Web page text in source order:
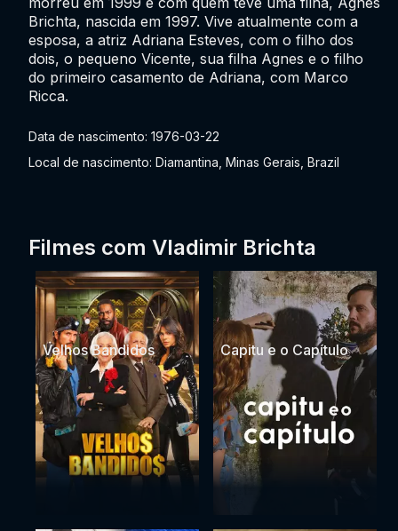
Data de nascimento: 1976-03-22
Local de nascimento: Diamantina, Minas Gerais, Brazil
Brichta, nascida em 1997. Vive atualmente com a
esposa, a atriz Adriana Esteves, com o filho dos
dois, o pequeno Vicente, sua filha Agnes e o filho
do primeiro casamento de Adriana, com Marco
Ricca.
Filmes com Vladimir Brichta
Velhos Bandidos Capitu e o Capítulo